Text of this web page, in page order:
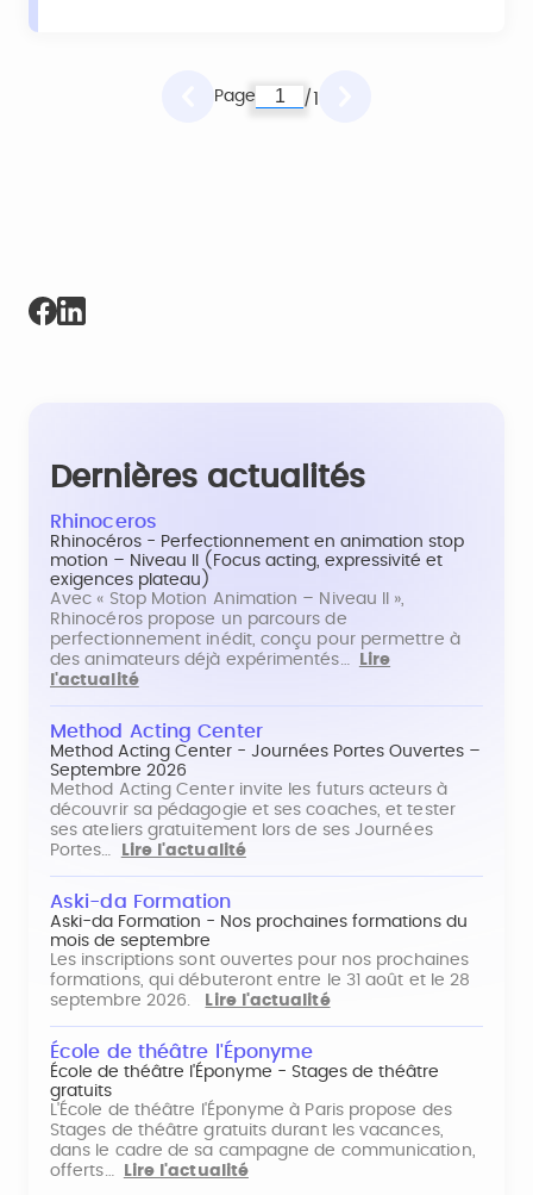
Page / 1
Dernières actualités
Rhinoceros
Rhinocéros - Perfectionnement en animation stop
motion – Niveau II (Focus acting, expressivité et
exigences plateau)
Avec « Stop Motion Animation – Niveau II »,
Rhinocéros propose un parcours de
perfectionnement inédit, conçu pour permettre à
des animateurs déjà expérimentés…
Lire
l'actualité
Method Acting Center
Method Acting Center - Journées Portes Ouvertes –
Septembre 2026
Method Acting Center invite les futurs acteurs à
découvrir sa pédagogie et ses coaches, et tester
ses ateliers gratuitement lors de ses Journées
Portes…
Lire l'actualité
Aski-da Formation
Aski-da Formation - Nos prochaines formations du
mois de septembre
Les inscriptions sont ouvertes pour nos prochaines
formations, qui débuteront entre le 31 août et le 28
septembre 2026.
Lire l'actualité
École de théâtre l'Éponyme
École de théâtre l'Éponyme - Stages de théâtre
gratuits
L'École de théâtre l'Éponyme à Paris propose des
Stages de théâtre gratuits durant les vacances,
dans le cadre de sa campagne de communication,
offerts…
Lire l'actualité